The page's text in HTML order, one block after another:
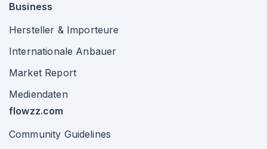
Business
Hersteller & Importeure
Internationale Anbauer
Market Report
Mediendaten
flowzz.com
Community Guidelines